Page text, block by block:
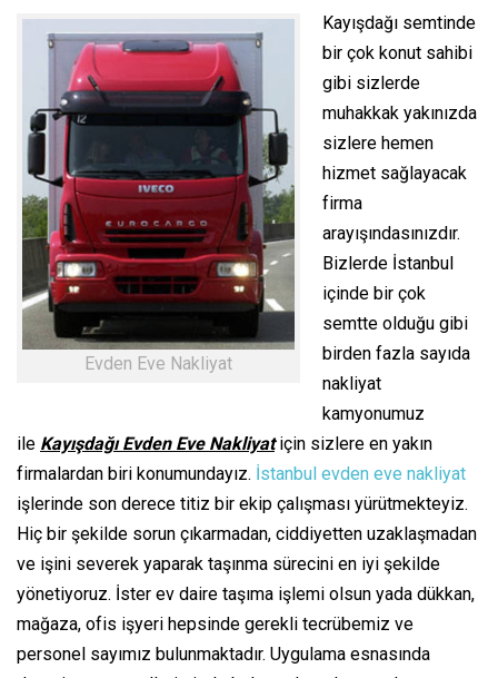
Evden Eve Nakliyat
Kayışdağı semtinde
bir çok konut sahibi
gibi sizlerde
muhakkak yakınızda
sizlere hemen
hizmet sağlayacak
firma
arayışındasınızdır.
Bizlerde İstanbul
içinde bir çok
semtte olduğu gibi
birden fazla sayıda
nakliyat
kamyonumuz
ile Kayışdağı Evden Eve Nakliyatiçin sizlere en yakın
firmalardan biri konumundayız. İstanbul evden eve nakliyat
işlerinde son derece titiz bir ekip çalışması yürütmekteyiz.
Hiç bir şekilde sorun çıkarmadan, ciddiyetten uzaklaşmadan
ve işini severek yaparak taşınma sürecini en iyi şekilde
yönetiyoruz. İster ev daire taşıma işlemi olsun yada dükkan,
mağaza, ofis işyeri hepsinde gerekli tecrübemiz ve
personel sayımız bulunmaktadır. Uygulama esnasında